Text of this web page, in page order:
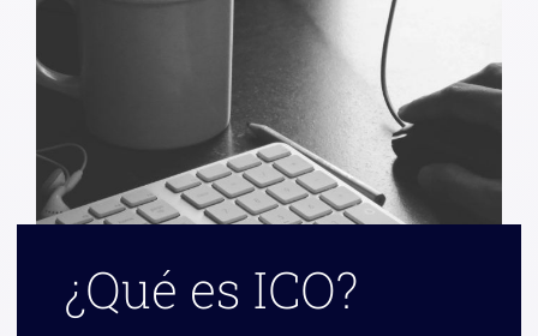
¿Qué es ICO?